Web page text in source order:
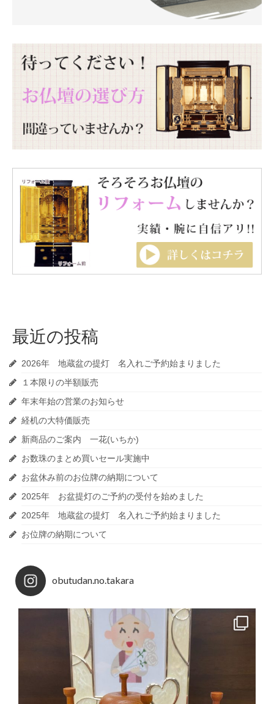
最近の投稿
2026年 地蔵盆の提灯 名入れご予約始まりました
１本限りの半額販売
年末年始の営業のお知らせ
経机の大特価販売
新商品のご案内 一花(いちか)
お数珠のまとめ買いセール実施中
お盆休み前のお位牌の納期について
2025年 お盆提灯のご予約の受付を始めました
2025年 地蔵盆の提灯 名入れご予約始まりました
お位牌の納期について
obutudan.no.takara